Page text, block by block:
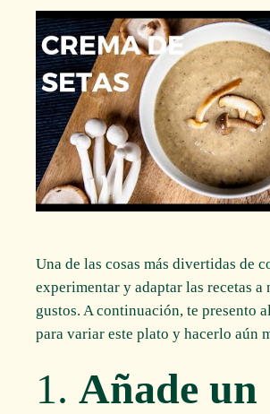
Una de las cosas más divertidas de
experimentar y adaptar las recetas a
gustos. A continuación, te presento
para variar este plato y hacerlo aún
1.Añade un